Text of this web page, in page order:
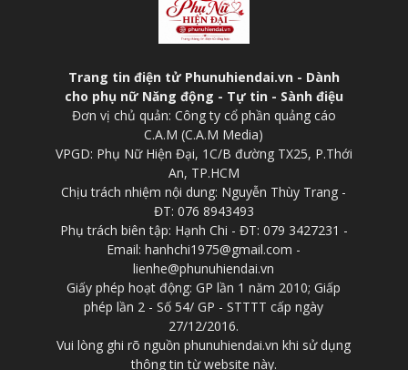
Trang tin điện tử Phunuhiendai.vn - Dành
cho phụ nữ Năng động - Tự tin - Sành điệu
Đơn vị chủ quản: Công ty cổ phần quảng cáo
C.A.M (C.A.M Media)
VPGD: Phụ Nữ Hiện Đại, 1C/B đường TX25, P.Thới
An, TP.HCM
Chịu trách nhiệm nội dung: Nguyễn Thùy Trang -
ĐT: 076 8943493
Phụ trách biên tập: Hạnh Chi - ĐT: 079 3427231 -
Email: hanhchi1975@gmail.com -
lienhe@phunuhiendai.vn
Giấy phép hoạt động: GP lần 1 năm 2010; Giấp
phép lần 2 - Số 54/ GP - STTTT cấp ngày
27/12/2016.
Vui lòng ghi rõ nguồn phunuhiendai.vn khi sử dụng
thông tin từ website này.